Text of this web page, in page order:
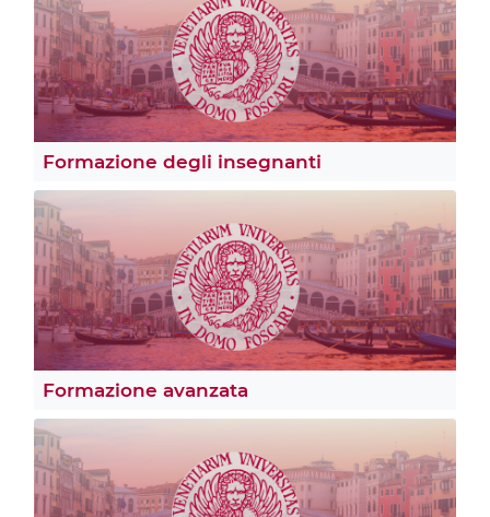
Formazione degli insegnanti
Formazione avanzata